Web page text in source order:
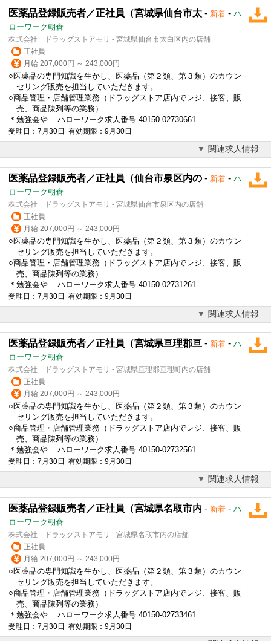
医薬品登録販売者／正社員（宮城県仙台市太 - 新着 - ハ
ローワーク朝倉
株式会社 ドラッグストアモリ - 宮城県仙台市太白区内の店舗
正社員
月給 207,000円 ～ 243,000円
○医薬品の専門知識を生かし、医薬品（第２類、第３類）のカウン
セリング販売を担当していただきます。
○商品管理・店舗管理業務（ドラッグストア店内でレジ、接客、販
売、商品陳列等の業務）
＊勉強会や... ハローワーク求人番号 40150-02730661
受理日：7月30日 有効期限：9月30日
関連求人情報
医薬品登録販売者／正社員（仙台市泉区内の - 新着 - ハ
ローワーク朝倉
株式会社 ドラッグストアモリ - 宮城県仙台市泉区内の店舗
正社員
月給 207,000円 ～ 243,000円
○医薬品の専門知識を生かし、医薬品（第２類、第３類）のカウン
セリング販売を担当していただきます。
○商品管理・店舗管理業務（ドラッグストア店内でレジ、接客、販
売、商品陳列等の業務）
＊勉強会や... ハローワーク求人番号 40150-02731261
受理日：7月30日 有効期限：9月30日
関連求人情報
医薬品登録販売者／正社員（宮城県亘理郡亘 - 新着 - ハ
ローワーク朝倉
株式会社 ドラッグストアモリ - 宮城県亘理郡亘理町内の店舗
正社員
月給 207,000円 ～ 243,000円
○医薬品の専門知識を生かし、医薬品（第２類、第３類）のカウン
セリング販売を担当していただきます。
○商品管理・店舗管理業務（ドラッグストア店内でレジ、接客、販
売、商品陳列等の業務）
＊勉強会や... ハローワーク求人番号 40150-02732561
受理日：7月30日 有効期限：9月30日
関連求人情報
医薬品登録販売者／正社員（宮城県名取市内 - 新着 - ハ
ローワーク朝倉
株式会社 ドラッグストアモリ - 宮城県名取市内の店舗
正社員
月給 207,000円 ～ 243,000円
○医薬品の専門知識を生かし、医薬品（第２類、第３類）のカウン
セリング販売を担当していただきます。
○商品管理・店舗管理業務（ドラッグストア店内でレジ、接客、販
売、商品陳列等の業務）
＊勉強会や... ハローワーク求人番号 40150-02733461
受理日：7月30日 有効期限：9月30日